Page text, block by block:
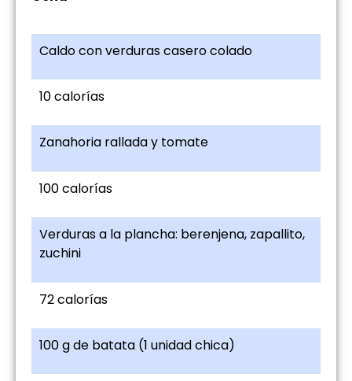
Caldo con verduras casero colado
10 calorías
Zanahoria rallada y tomate
100 calorías
Verduras a la plancha: berenjena, zapallito,
zuchini
72 calorías
100 g de batata (1 unidad chica)